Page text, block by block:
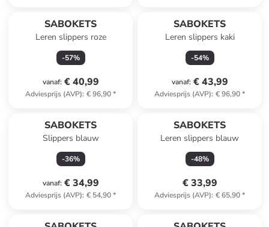
SABOKETS
Leren slippers roze
-57%
vanaf: € 40,99
Adviesprijs (AVP): € 96,90*
SABOKETS
Leren slippers kaki
-54%
vanaf: € 43,99
Adviesprijs (AVP): € 96,90*
SABOKETS
Slippers blauw
-36%
vanaf: € 34,99
Adviesprijs (AVP): € 54,90*
SABOKETS
Leren slippers blauw
-48%
€ 33,99
Adviesprijs (AVP): € 65,90*